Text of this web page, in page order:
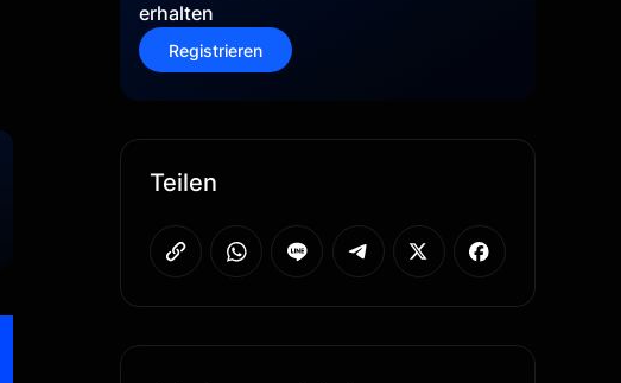
erhalten
Registrieren
Teilen